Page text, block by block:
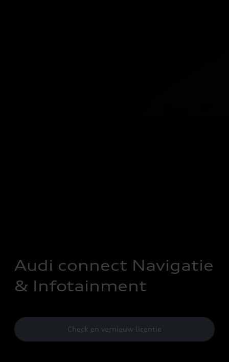
Audi connect Navigatie
& Infotainment
Check en vernieuw licentie